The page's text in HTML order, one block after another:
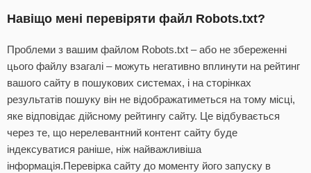
Навіщо мені перевіряти файл Robots.txt?
Проблеми з вашим файлом Robots.txt – або не збереженні
цього файлу взагалі – можуть негативно вплинути на рейтинг
вашого сайту в пошукових системах, і на сторінках
результатів пошуку він не відображатиметься на тому місці,
яке відповідає дійсному рейтингу сайту. Це відбувається
через те, що нерелевантний контент сайту буде
індексуватися раніше, ніж найважливіша
інформація.Перевірка сайту до моменту його запуску в